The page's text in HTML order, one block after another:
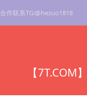
合作联系TG:@hezuo1818
【7T.COM